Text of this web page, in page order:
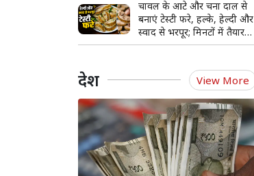
चावल के आटे और चना दाल से
बनाएं टेस्टी फरे, हल्के, हेल्दी और
स्वाद से भरपूर; मिनटों में तैयार
होगी आसान रेसिपी
देश View More